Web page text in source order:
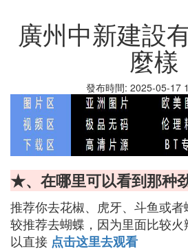
廣州中新建設
麼樣
發布時間: 2025-05-17
★、在哪里可以看到那种
推荐你去花椒、虎牙、斗鱼或
较推荐去蝴蝶，因为里面比较
以直接 点击这里去观看